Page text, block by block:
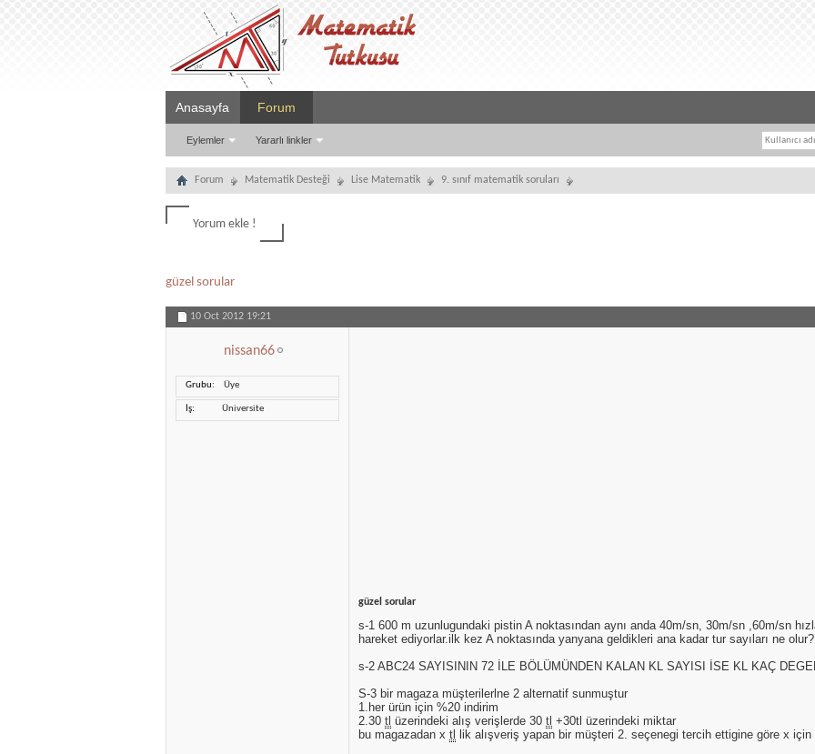
Anasayfa Forum
Eylemler Yararlı linkler
Forum Matematik Desteği Lise Matematik 9. sınıf matematik soruları
Yorum ekle !
güzel sorular
10 Oct 2012 19:21
nissan66
Grubu Üye
İş Üniversite
güzel sorular
s-1 600 m uzunlugundaki pistin A noktasından aynı anda 40m/sn, 30m/sn ,60m/sn
hareket ediyorlar.ilk kez A noktasında yanyana geldikleri ana kadar tur sayıları ne olur?
s-2 ABC24 SAYISININ 72 İLE BÖLÜMÜNDEN KALAN KL SAYISI İSE KL KAÇ
S-3 bir magaza müşterilerlne 2 alternatif sunmuştur
1.her ürün için %20 indirim
2.30 tl üzerindeki alış verişlerde 30 tl +30tl üzerindeki miktar
bu magazadan x tl
lik alışveriş yapan bir müşteri 2. seçenegi tercih ettigine göre x için